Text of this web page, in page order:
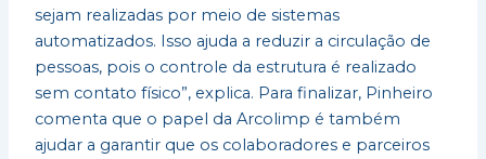
sejam realizadas por meio de sistemas
automatizados. Isso ajuda a reduzir a circulação de
pessoas, pois o controle da estrutura é realizado
sem contato físico”, explica. Para finalizar, Pinheiro
comenta que o papel da Arcolimp é também
ajudar a garantir que os colaboradores e parceiros